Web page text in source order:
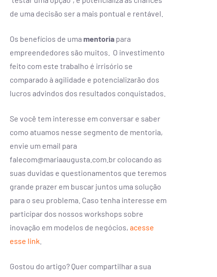
de uma decisão ser a mais pontual e rentável.
Os benefícios de uma mentoria para
empreendedores são muitos. O investimento
feito com este trabalho é irrisório se
comparado à agilidade e potencializarão dos
lucros advindos dos resultados conquistados.
Se você tem interesse em conversar e saber
como atuamos nesse segmento de mentoria,
envie um email para
falecom@mariaaugusta.com.br colocando as
suas duvidas e questionamentos que teremos
grande prazer em buscar juntos uma solução
para o seu problema. Caso tenha interesse em
participar dos nossos workshops sobre
inovação em modelos de negócios, acesse
esse link
Gostou do artigo? Quer compartilhar a sua